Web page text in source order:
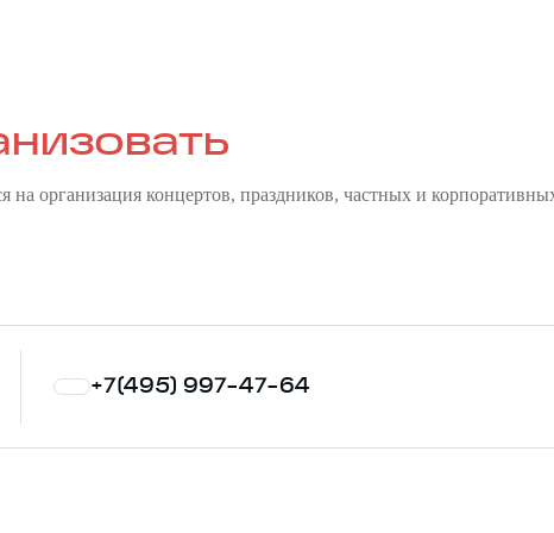
на организация концертов, праздников, частных и
Свадьбу
+7(495) 997-47-64